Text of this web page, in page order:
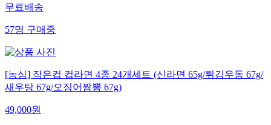
무료배송
57명구매중
[농심] 작은컵 컵라면 4종 24개세트 (신라면 65g/튀김우동 67g/
새우탕 67g/오징어짬뽕 67g)
49,000원